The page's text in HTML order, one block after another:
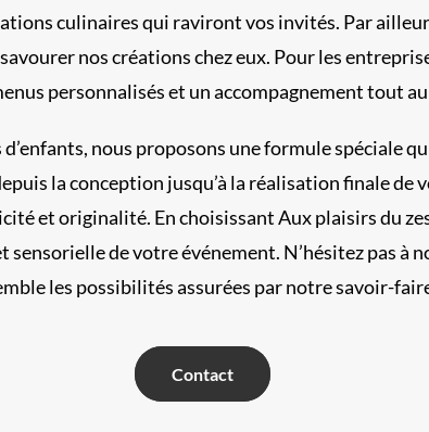
culinaires qui raviront vos invités. Par
nos créations chez eux. Pour les
personnalisés et un accompagnement tout
nous proposons une formule spéciale
la conception jusqu’à la réalisation finale
et originalité. En choisissant Aux plaisirs du
de votre événement. N’hésitez pas
les possibilités assurées par notre savoir-
Contact